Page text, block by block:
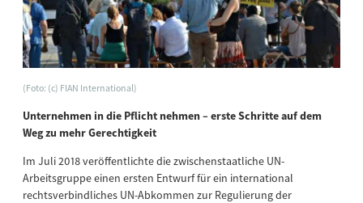
(Foto: (c) FIAN International)
Unternehmen in die Pflicht nehmen – erste Schritte auf dem
Weg zu mehr Gerechtigkeit
Im Juli 2018 veröffentlichte die zwischenstaatliche UN-
Arbeitsgruppe einen ersten Entwurf für ein international
rechtsverbindliches UN-Abkommen zur Regulierung der